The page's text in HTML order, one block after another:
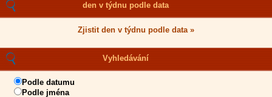
den v týdnu podle data
Zjistit den v týdnu podle data »
Vyhledávání
Podle datumu
Podle jména